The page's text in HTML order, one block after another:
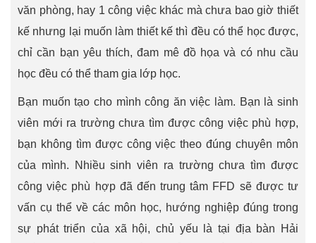
văn phòng, hay 1 công việc khác mà chưa bao giờ thiết
kế nhưng lại muốn làm thiết kế thì đều có thể học được,
chỉ cần bạn yêu thích, đam mê đồ họa và có nhu cầu
học đều có thể tham gia lớp học.
Bạn muốn tạo cho mình công ăn việc làm. Bạn là sinh
viên mới ra trường chưa tìm được công việc phù hợp,
bạn không tìm được công việc theo đúng chuyên môn
của mình. Nhiều sinh viên ra trường chưa tìm được
công việc phù hợp đã đến trung tâm FFD sẽ được tư
vấn cụ thể về các môn học, hướng nghiệp đúng trong
sự phát triển của xã hội, chủ yếu là tại địa bàn Hải